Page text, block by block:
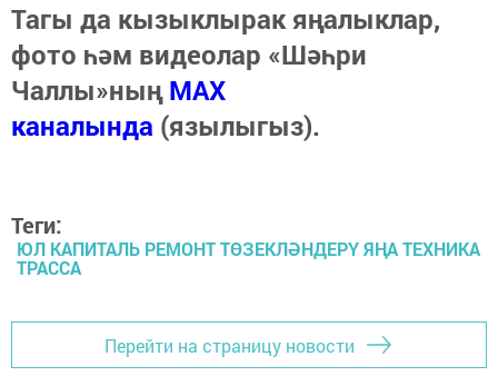
Тагы да кызыклырак яңалыклар,
фото һәм видеолар «Шәһри
Чаллы»ныңMAX
каналында (язылыгыз).
Теги:
ЮЛ КАПИТАЛЬ РЕМОНТ ТӨЗЕКЛӘНДЕРҮ ЯҢА ТЕХНИКА
ТРАССА
Перейти на страницу новости